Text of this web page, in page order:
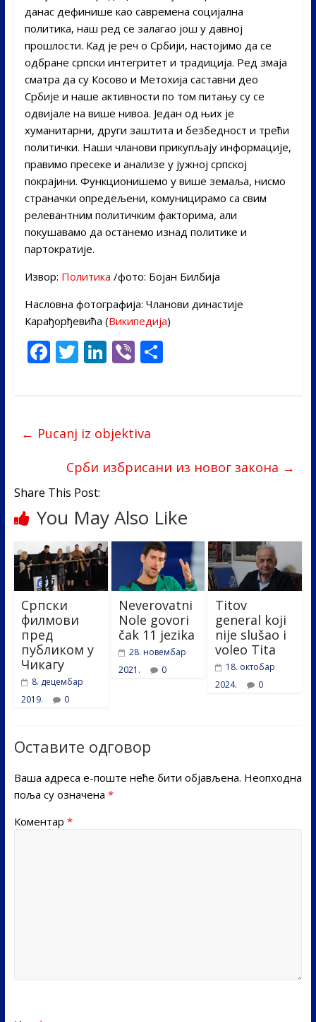
данас дефинише као савремена социјална
политика, наш ред се залагао још у давној
прошлости. Кад је реч о Србији, настојимо да се
одбране српски интегритет и традиција. Ред змаја
сматра да су Косово и Метохија саставни део
Србије и наше активности по том питању су се
одвијале на више нивоа. Један од њих је
хуманитарни, други заштита и безбедност и трећи
политички. Наши чланови прикупљају информације,
правимо пресеке и анализе у јужној српској
покрајини. Функционишемо у више земаља, нисмо
страначки опредељени, комуницирамо са свим
релевантним политичким факторима, али
покушавамо да останемо изнад политике и
партократије.
Извор: Политика /фото: Бојан Билбија
Насловна фотографија: Чланови династије
Карађорђевића (Википедија)
F
o
k
T Li
dI
n
Vi S
← Pucanj iz objektiva
Срби избрисани из новог закона →
Share This Post:
You May Also Like
Српски
филмови
пред
публиком у
Чикагу
8. децембар
2019.
0
Neverovatni
Nole govori
čak 11 jezika
28. новембар
2021.
0
Titov
general koji
nije slušao i
voleo Tita
18. октобар
2024.
0
Оставите одговор
Ваша адреса е-поште неће бити објављена. Неопходна
поља су означена *
Коментар *